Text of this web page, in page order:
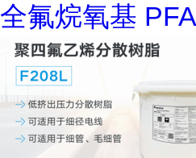
全氟烷氧基